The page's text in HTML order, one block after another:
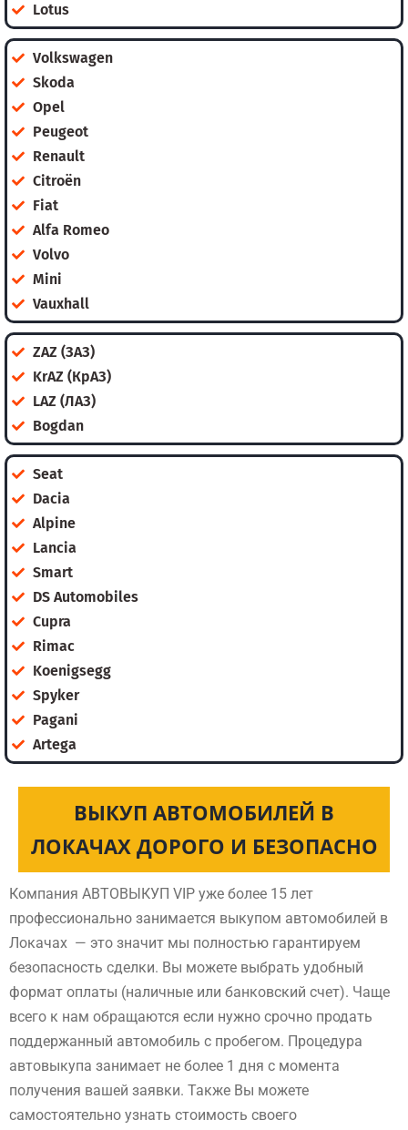
Lotus
Volkswagen
Skoda
Opel
Peugeot
Renault
Citroën
Fiat
Alfa Romeo
Volvo
Mini
Vauxhall
ZAZ (ЗАЗ)
KrAZ (КрАЗ)
LAZ (ЛАЗ)
Bogdan
Seat
Dacia
Alpine
Lancia
Smart
DS Automobiles
Cupra
Rimac
Koenigsegg
Spyker
Pagani
Artega
ВЫКУП АВТОМОБИЛЕЙ В
ЛОКАЧАХ ДОРОГО И БЕЗОПАСНО
Компания АВТОВЫКУП VIP уже более 15 лет
профессионально занимается выкупом автомобилей в
Локачах — это значит мы полностью гарантируем
безопасность сделки. Вы можете выбрать удобный
формат оплаты (наличные или банковский счет). Чаще
всего к нам обращаются если нужно срочно продать
поддержанный автомобиль с пробегом. Процедура
автовыкупа занимает не более 1 дня с момента
получения вашей заявки. Также Вы можете
самостоятельно узнать стоимость своего